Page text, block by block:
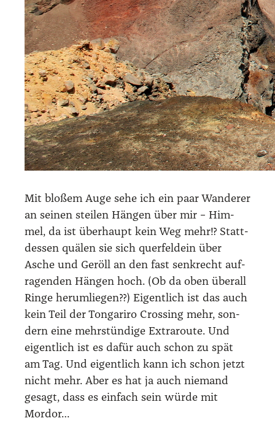
Mit blo­ßem Auge sehe ich ein paar Wan­de­rer
an sei­nen stei­len Hän­gen über mir – Him­
mel, da ist über­haupt kein Weg mehr!? Statt­
des­sen quä­len sie sich quer­feld­ein über
Asche und Geröll an den fast senk­recht auf­
ra­gen­den Hän­gen hoch. (Ob da oben über­all
Rin­ge her­um­lie­gen??) Eigent­lich ist das auch
kein Teil der Ton­ga­ri­ro Crossing mehr, son­
dern eine mehr­stün­di­ge Extra­rou­te. Und
eigent­lich ist es dafür auch schon zu spät
am Tag. Und eigent­lich kann ich schon jetzt
nicht mehr. Aber es hat ja auch nie­mand
gesagt, dass es ein­fach sein wür­de mit
Mordor…